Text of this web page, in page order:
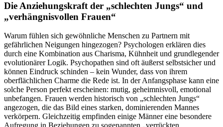
Die Anziehungskraft der „schlechten Jungs“ und
„verhängnisvollen Frauen“
Warum fühlen sich gewöhnliche Menschen zu Partnern mit
gefährlichen Neigungen hingezogen? Psychologen erklären dies
durch eine Kombination aus Charisma, Kühnheit und grundlegender
evolutionärer Logik. Psychopathen sind oft äußerst selbstsicher und
können Eindruck schinden – kein Wunder, dass von ihrem
oberflächlichen Charme die Rede ist. In der Anfangsphase kann eine
solche Person perfekt erscheinen: mutig, geheimnisvoll, emotional
unbefangen. Frauen werden historisch von „schlechten Jungs“
angezogen, die das Bild eines starken, dominierenden Mannes
verkörpern. Gleichzeitig empfinden einige Männer eine besondere